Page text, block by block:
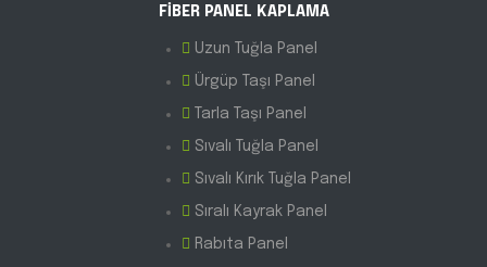
FİBER PANEL KAPLAMA
Uzun Tuğla Panel
Ürgüp Taşı Panel
Tarla Taşı Panel
Sıvalı Tuğla Panel
Sıvalı Kırık Tuğla Panel
Sıralı Kayrak Panel
Rabıta Panel